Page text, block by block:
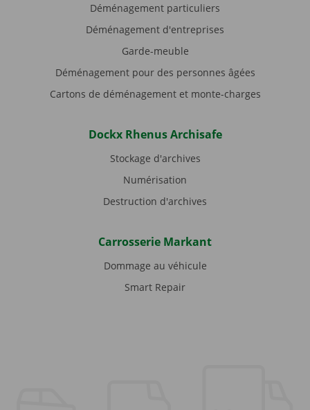
Déménagement particuliers
Déménagement d'entreprises
Garde-meuble
Déménagement pour des personnes âgées
Cartons de déménagement et monte-charges
Dockx Rhenus Archisafe
Stockage d'archives
Numérisation
Destruction d'archives
Carrosserie Markant
Dommage au véhicule
Smart Repair